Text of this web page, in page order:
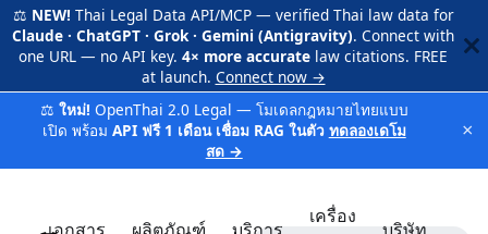
⚖️ NEW! Thai Legal Data API/MCP — verified Thai law data for
Claude · ChatGPT · Grok · Gemini (Antigravity). Connect with
one URL — no API key. 4× more accurate law citations. FREE
at launch. Connect now →
⚖️ ใหม่! OpenThai 2.0 Legal — โมเดลกฎหมายไทยแบบ
เปิด พร้อม API ฟรี 1 เดือน เชื่อม RAG ในตัว ทดลองเดโม
สด →
×
เครื่อง